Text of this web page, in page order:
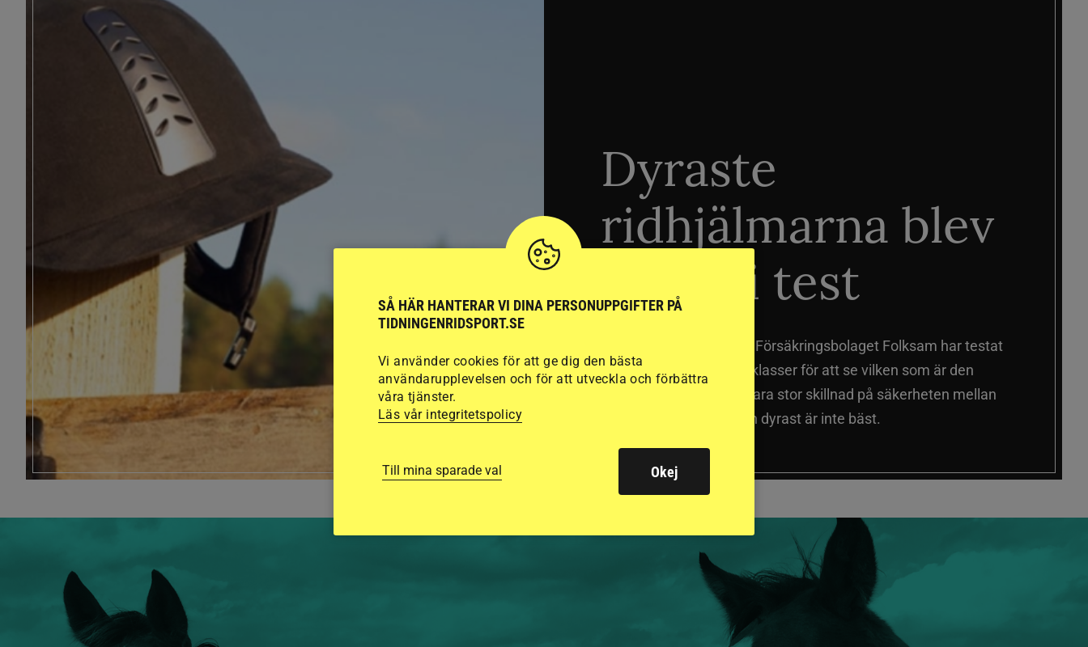
Dyraste
ridhjälmarna blev
sämst i test
Försäkringsbolaget Folksam har testat
15 ridhjälmar i olika prisklasser för att se vilken som är den
säkraste. Det visar sig vara stor skillnad på säkerheten mellan
de olika hjälmarna – och dyrast är inte bäst.
SÅ HÄR HANTERAR VI DINA PERSONUPPGIFTER PÅ
TIDNINGENRIDSPORT.SE
Vi använder cookies för att ge dig den bästa
användarupplevelsen och för att utveckla och förbättra
våra tjänster.
Läs vår integritetspolicy
Till mina sparade val Okej